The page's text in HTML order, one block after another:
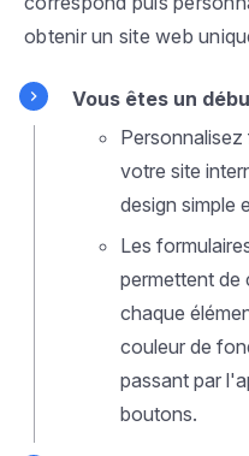
obtenir un site web
Vous êtes un
votre site
design simple
Les
permettent de
chaque
couleur de
passant par
boutons.